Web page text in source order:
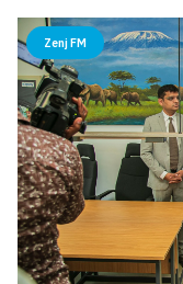
Zenj FM